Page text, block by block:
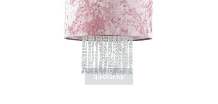
quickshop